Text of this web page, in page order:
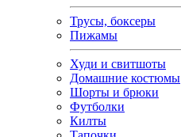
Трусы, боксеры
Пижамы
Худи и свитшоты
Домашние костюмы
Шорты и брюки
Футболки
Килты